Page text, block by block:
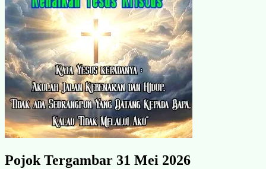
Pojok Tergambar 31 Mei 2026